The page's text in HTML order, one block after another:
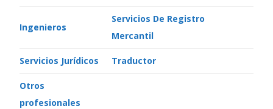
Ingenieros
Servicios De Registro
Mercantil
Servicios Jurídicos Traductor
Otros
profesionales